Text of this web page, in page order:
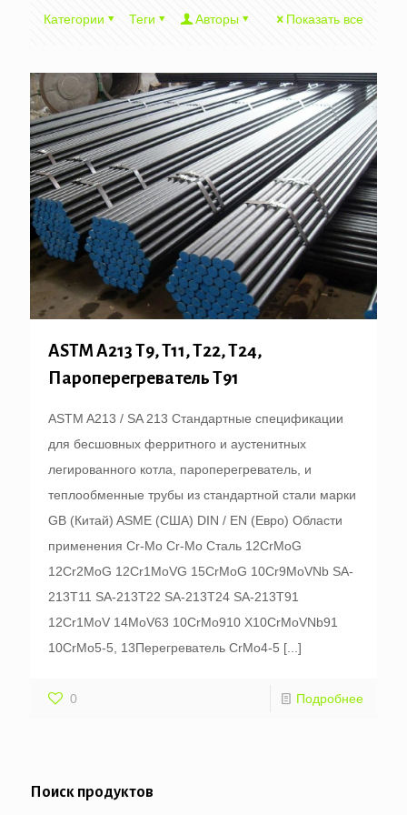
Категории Теги Авторы Показать все
ASTM A213 T9, Т11, T22, T24,
Пароперегреватель T91
ASTM A213 / SA 213 Стандартные спецификации
для бесшовных ферритного и аустенитных
легированного котла, пароперегреватель, и
теплообменные трубы из стандартной стали марки
GB (Китай) ASME (США) DIN / EN (Евро) Области
применения Cr-Mo Cr-Mo Сталь 12CrMoG
12Cr2MoG 12Cr1MoVG 15CrMoG 10Cr9MoVNb SA-
213T11 SA-213T22 SA-213T24 SA-213T91
12Cr1MoV 14MoV63 10CrMo910 X10CrMoVNb91
10CrMo5-5, 13Перегреватель CrMo4-5 [...]
0 Подробнее
Поиск продуктов